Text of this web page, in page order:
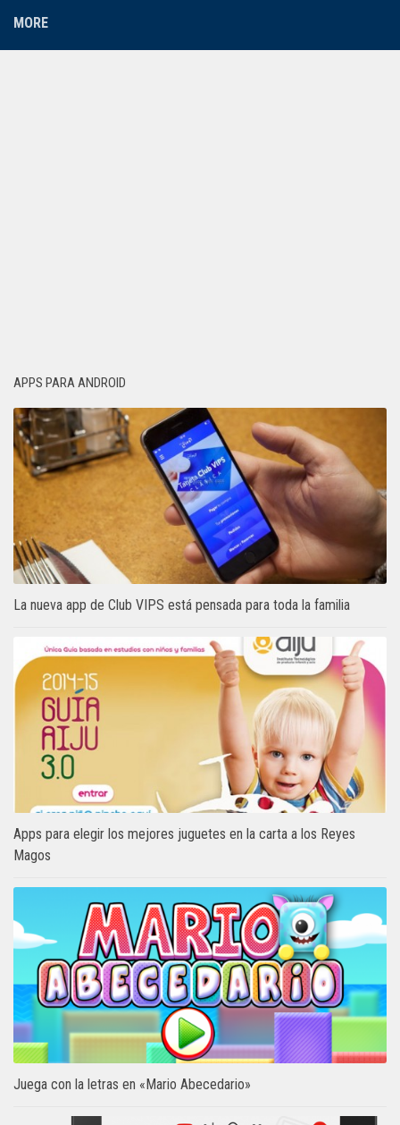
MORE
APPS PARA ANDROID
La nueva app de Club VIPS está pensada para toda la familia
Apps para elegir los mejores juguetes en la carta a los Reyes
Magos
Juega con la letras en «Mario Abecedario»